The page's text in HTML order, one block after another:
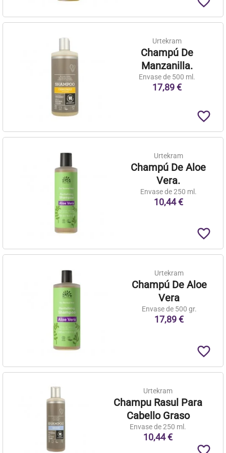
Urtekram
Champú De
Manzanilla.
Envase de 500 ml.
17,89 €
favorite_border
Urtekram
Champú De Aloe
Vera.
Envase de 250 ml.
10,44 €
favorite_border
Urtekram
Champú De Aloe
Vera
Envase de 500 gr.
17,89 €
favorite_border
Urtekram
Champu Rasul Para
Cabello Graso
Envase de 250 ml.
10,44 €